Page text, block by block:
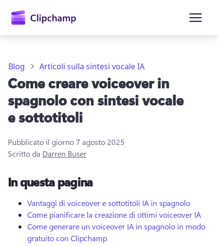
principale
Accedi
Blog Articoli sulla sintesi vocale IA
Come creare voiceover in
spagnolo con sintesi vocale
e sottotitoli
Pubblicato il giorno7 agosto 2025
Scritto da Darren Buser
In questa pagina
Vantaggi di voiceover e sottotitoli IA in spagnolo
Come pianificare la creazione di ottimi voiceover IA
Come generare un voiceover IA in spagnolo in modo
gratuito con Clipchamp